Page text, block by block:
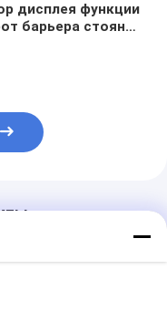
дисплея функции
барьера стоянки